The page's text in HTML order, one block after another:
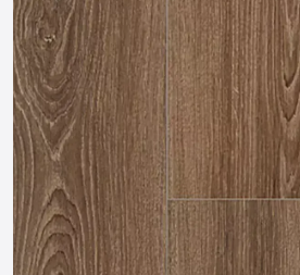
Rígido con backing
Clase de uso 0,40 mm.
19,50
OFERTA
DE STOCK